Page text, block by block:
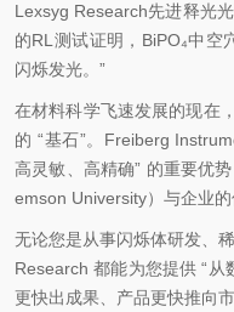
Lexsyg Research先进释光
的RL测试证明，BiPO₄中空
闪烁发光。”
在材料科学飞速发展的现在
的 “基石”。Freiberg
高灵敏、高精确” 的重要优
emson University）与企业的
无论您是从事闪烁体研发、
Research 都能为您提供 “从
更快出成果、产品更快推向市